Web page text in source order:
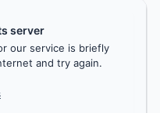
server
our service is briefly
and try again.